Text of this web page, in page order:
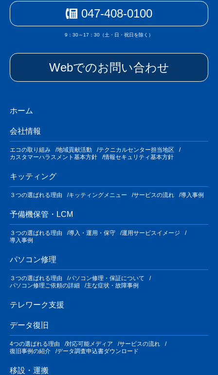
047-408-0100
9：30～17：30（土・日・祝日を除く）
Webでのお問い合わせ
ホーム
会社情報
エコの取り組み 地域貢献活動
テクニカルセンター担当地区
カスタマーハラスメント基本方針
情報セキュリティ基本方針
キッティング
３つの選ばれる理由 キッティングメニュー サービスの流れ 導入事例
予備機保管・LCM
３つの選ばれる理由 導入・運用・保守
運用サービスイメージ
導入事例
パソコン修理
３つの選ばれる理由
パソコン修理・保証について
パソコン修理ご依頼の詳細
主な症状・故障事例
テレワーク支援
データ復旧
4つの選ばれる理由 対応可能メディア
サービスの流れ
復旧事例の紹介
データ調査申込書ダウンロード
移設・運搬